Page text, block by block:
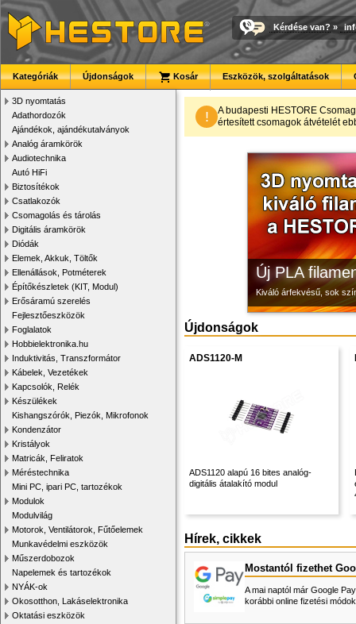
Kérdése van? »
Kategóriák Újdonságok Kosár Eszközök, szolgáltatások
3D nyomtatás
Adathordozók
Ajándékok, ajándékutalványok
Analóg áramkörök
Audiotechnika
Autó HiFi
Biztosítékok
Csatlakozók
Csomagolás és tárolás
Digitális áramkörök
Diódák
Elemek, Akkuk, Töltők
Ellenállások, Potméterek
Építőkészletek (KIT, Modul)
Erősáramú szerelés
Fejlesztőeszközök
Foglalatok
Hobbielektronika.hu
Induktivitás, Transzformátor
Kábelek, Vezetékek
Kapcsolók, Relék
Készülékek
Kishangszórók, Piezók, Mikrofonok
Kondenzátor
Kristályok
Matricák, Feliratok
Méréstechnika
Mini PC, ipari PC, tartozékok
Modulok
Modulvilág
Motorok, Ventilátorok, Fűtőelemek
Munkavédelmi eszközök
Műszerdobozok
Napelemek és tartozékok
NYÁK-ok
Okosotthon, Lakáselektronika
Oktatási eszközök
!
A budapesti HESTORE
értesített csomagok átvételét
Új PLA
Kiváló árfekvésű, sok
Megbízható
Új, modern
Modulvilág
Fejlesztés, szórakozás
3D nyomtató
Kiváló minőségű,
Újdonságok
ADS1120-M
ADS1120 alapú 16 bites analóg-
digitális átalakító modul
Hírek, cikkek
Mostantól fizethet
A mai naptól már Google
korábbi online fizetési